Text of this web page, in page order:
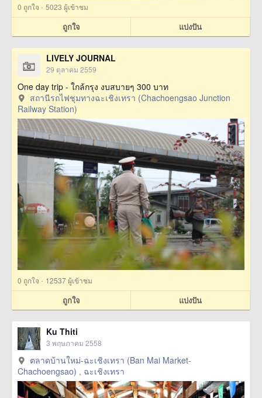
0 ถูกใจ · 5023 ผู้เข้าชม
ถูกใจ แบ่งปัน
LIVELY JOURNAL
29 ตุลาคม 2559
One day trip - ใกล้กรุง งบสบายๆ 300 บาท
สถานีรถไฟชุมทางฉะเชิงเทรา (Chachoengsao Junction
Railway Station)
0 ถูกใจ · 12537 ผู้เข้าชม
ถูกใจ แบ่งปัน
Ku Thiti
3 พฤษภาคม 2558
ตลาดบ้านใหม่-ฉะเชิงเทรา (Ban Mai Market-
Chachoengsao) , ฉะเชิงเทรา